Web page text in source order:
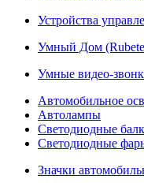
Устройства
Умный Дом
Умные видео-
Автомобильное
Автолампы
Светодиодные
Светодиодные
Значки